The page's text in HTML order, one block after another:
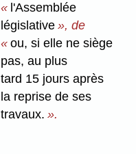
« l'Assemblée
législative », de
«ou, si elle ne siège
pas, au plus
tard 15 jours après
la reprise de ses
travaux. ».